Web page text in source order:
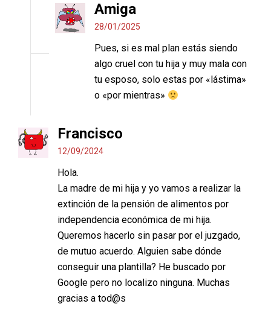
Amiga
28/01/2025
Pues, si es mal plan estás siendo
algo cruel con tu hija y muy mala con
tu esposo, solo estas por «lástima»
o «por mientras»
Francisco
12/09/2024
Hola.
La madre de mi hija y yo vamos a realizar la
extinción de la pensión de alimentos por
independencia económica de mi hija.
Queremos hacerlo sin pasar por el juzgado,
de mutuo acuerdo. Alguien sabe dónde
conseguir una plantilla? He buscado por
Google pero no localizo ninguna. Muchas
gracias a tod@s